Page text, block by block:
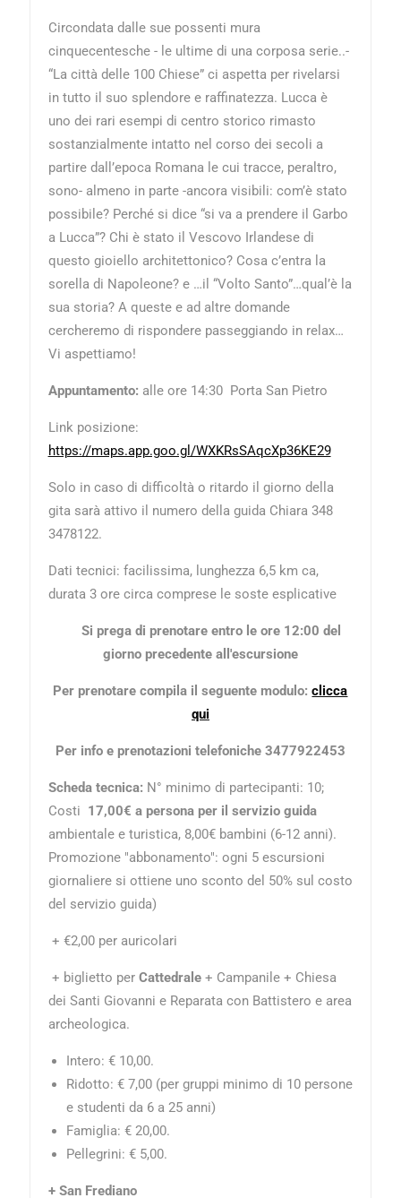
Circondata dalle sue possenti mura
cinquecentesche - le ultime di una corposa serie..-
“La città delle 100 Chiese” ci aspetta per rivelarsi
in tutto il suo splendore e raffinatezza. Lucca è
uno dei rari esempi di centro storico rimasto
sostanzialmente intatto nel corso dei secoli a
partire dall’epoca Romana le cui tracce, peraltro,
sono- almeno in parte -ancora visibili: com’è stato
possibile? Perché si dice “si va a prendere il Garbo
a Lucca”? Chi è stato il Vescovo Irlandese di
questo gioiello architettonico? Cosa c’entra la
sorella di Napoleone? e …il “Volto Santo”…qual’è la
sua storia? A queste e ad altre domande
cercheremo di rispondere passeggiando in relax…
Vi aspettiamo!
Appuntamento: alle ore 14:30 Porta San Pietro
Link posizione:
https://maps.app.goo.gl/WXKRsSAqcXp36KE29
Solo in caso di difficoltà o ritardo il giorno della
gita sarà attivo il numero della guida Chiara 348
3478122.
Dati tecnici: facilissima, lunghezza 6,5 km ca,
durata 3 ore circa comprese le soste esplicative
Si prega di prenotare entro le ore 12:00 del
giorno precedente all'escursione
Per prenotare compila il seguente modulo:clicca
qui
Per info e prenotazioni telefoniche 3477922453
Scheda tecnica: N° minimo di partecipanti: 10;
Costi 17,00€ a persona per il servizio guida
ambientale e turistica, 8,00€ bambini (6-12 anni).
Promozione "abbonamento": ogni 5 escursioni
giornaliere si ottiene uno sconto del 50% sul costo
del servizio guida)
+ €2,00 per auricolari
+ biglietto per Cattedrale+ Campanile + Chiesa
dei Santi Giovanni e Reparata con Battistero e area
archeologica.
Intero: € 10,00.
Ridotto: € 7,00 (per gruppi minimo di 10 persone
e studenti da 6 a 25 anni)
Famiglia: € 20,00.
Pellegrini: € 5,00.
+ San Frediano